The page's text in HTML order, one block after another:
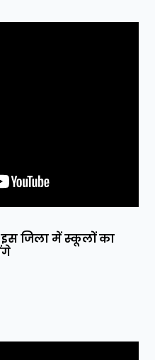
इस जिला में स्कूलों का